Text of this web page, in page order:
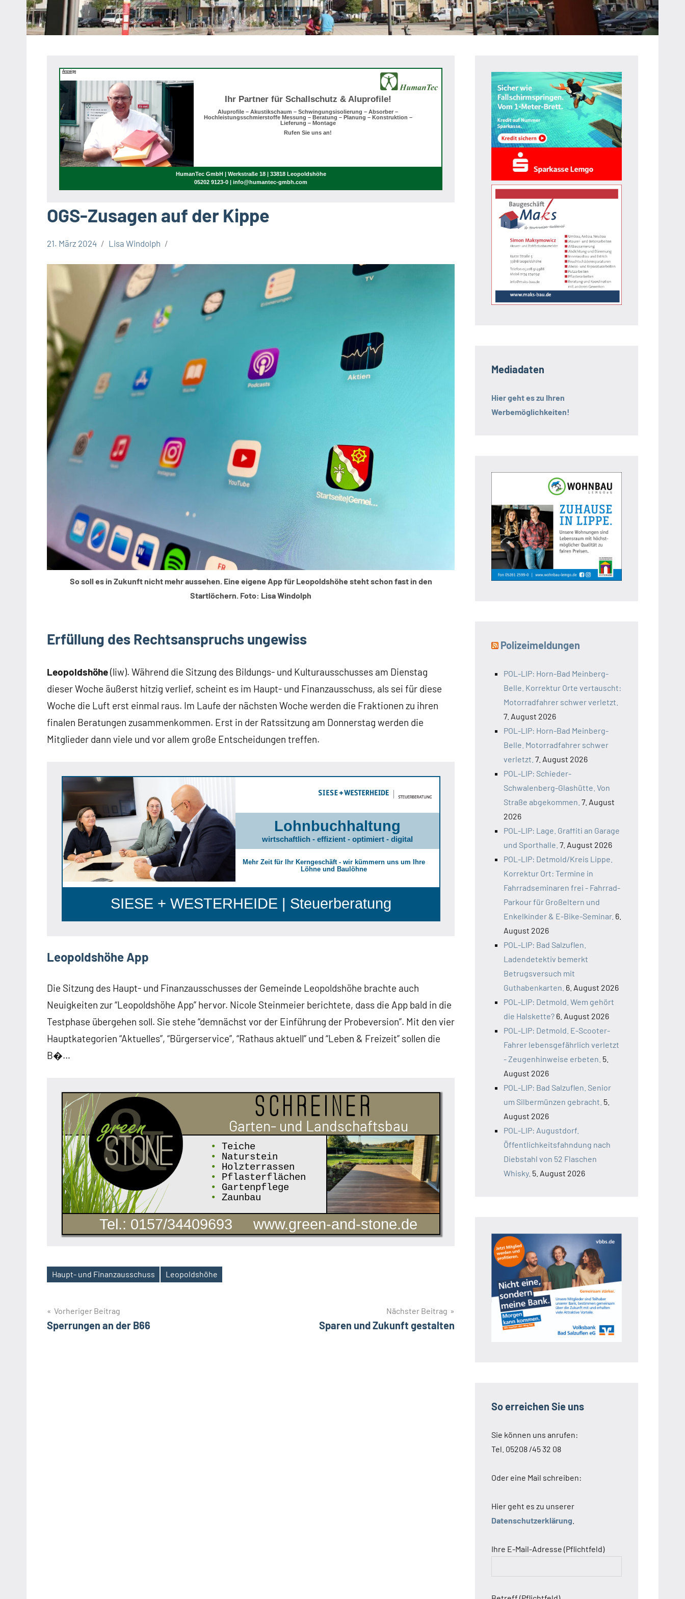
Heipke,
Leopoldshöhe,
Anzeige
Ihr Partner für Schallschutz & Aluprofile!
Aluprofile – Akustikschaum – Schwingungsisolierung – Absorber –
Hochleistungsschmierstoffe Messung – Beratung – Planung – Konstruktion –
Lieferung – Montage
Rufen Sie uns an!
HumanTec GmbH | Werkstraße 18 | 33818 Leopoldshöhe
05202 9123-0 | info@humantec-gmbh.com
OGS-Zusagen auf der Kippe
Politik
Themen
21. März 2024 Lisa Windolph
So soll es in Zukunft nicht mehr aussehen. Eine eigene App für Leopoldshöhe steht schon fast in den
Startlöchern. Foto: Lisa Windolph
Erfüllung des Rechtsanspruchs ungewiss
Leopoldshöhe(liw). Während die Sitzung des Bildungs- und Kulturausschusses am Dienstag
dieser Woche äußerst hitzig verlief, scheint es im Haupt- und Finanzausschuss, als sei für diese
Woche die Luft erst einmal raus. Im Laufe der nächsten Woche werden die Fraktionen zu ihren
finalen Beratungen zusammenkommen. Erst in der Ratssitzung am Donnerstag werden die
Mitglieder dann viele und vor allem große Entscheidungen treffen.
Anzeige
Lohnbuchhaltung
wirtschaftlich - effizient - optimiert - digital
Mehr Zeit für Ihr Kerngeschäft - wir kümmern uns um Ihre
Löhne und Baulöhne
SIESE + WESTERHEIDE | Steuerberatung
Leopoldshöhe App
Die Sitzung des Haupt- und Finanzausschusses der Gemeinde Leopoldshöhe brachte auch
Neuigkeiten zur “Leopoldshöhe App” hervor. Nicole Steinmeier berichtete, dass die App bald in die
Testphase übergehen soll. Sie stehe “demnächst vor der Einführung der Probeversion”. Mit den vier
Hauptkategorien “Aktuelles”, “Bürgerservice”, “Rathaus aktuell” und “Leben & Freizeit” sollen die
B�…
Schreiner
Garten- und Landschaftsbau
• Teiche
• Naturstein
• Holzterrassen
• Pflasterflächen
• Gartenpflege
• Zaunbau
Tel.: 0157/34409693 www.green-and-stone.de
Schlagwörter
Haupt- und Finanzausschuss Leopoldshöhe
Beitragsnavigation
Vorheriger Beitrag
Sperrungen an der B66
Nächster Beitrag
Sparen und Zukunft gestalten
Mediadaten
Hier geht es zu Ihren
Werbemöglichkeiten!
Polizeimeldungen
POL-LIP: Horn-Bad Meinberg-
Belle. Korrektur Orte vertauscht:
Motorradfahrer schwer verletzt.
7. August 2026
POL-LIP: Horn-Bad Meinberg-
Belle. Motorradfahrer schwer
verletzt. 7. August 2026
POL-LIP: Schieder-
Schwalenberg-Glashütte. Von
Straße abgekommen. 7. August
2026
POL-LIP: Lage. Graffiti an Garage
und Sporthalle. 7. August 2026
POL-LIP: Detmold/Kreis Lippe.
Korrektur Ort: Termine in
Fahrradseminaren frei - Fahrrad-
Parkour für Großeltern und
Enkelkinder & E-Bike-Seminar. 6.
August 2026
POL-LIP: Bad Salzuflen.
Ladendetektiv bemerkt
Betrugsversuch mit
Guthabenkarten. 6. August 2026
POL-LIP: Detmold. Wem gehört
die Halskette? 6. August 2026
POL-LIP: Detmold. E-Scooter-
Fahrer lebensgefährlich verletzt
- Zeugenhinweise erbeten. 5.
August 2026
POL-LIP: Bad Salzuflen. Senior
um Silbermünzen gebracht. 5.
August 2026
POL-LIP: Augustdorf.
Öffentlichkeitsfahndung nach
Diebstahl von 52 Flaschen
Whisky. 5. August 2026
So erreichen Sie uns
Sie können uns anrufen:
Tel. 05208 /45 32 08
Oder eine Mail schreiben:
Hier geht es zu unserer
Datenschutzerklärung
Ihre E-Mail-Adresse (Pflichtfeld)